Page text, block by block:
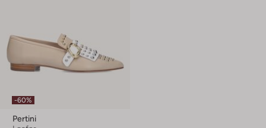
-60%
Pertini